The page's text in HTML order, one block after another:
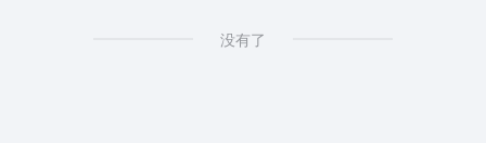
没有了